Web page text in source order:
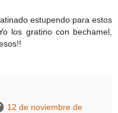
estupendo para estos
los gratino con bechamel,
12 de noviembre de